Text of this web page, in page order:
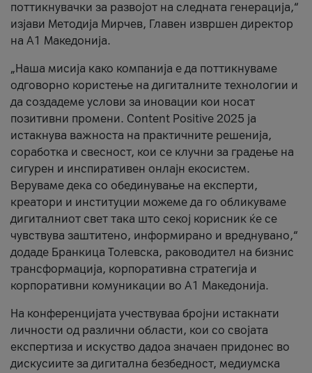
поттикнувачки за развојот на следната генерација,“
изјави Методија Мирчев, Главен извршен директор
на А1 Македонија.
„Наша мисија како компанија е да поттикнуваме
одговорно користење на дигиталните технологии и
да создадеме услови за иновации кои носат
позитивни промени. Content Positive 2025 ја
истакнува важноста на практичните решенија,
соработка и свесност, кои се клучни за градење на
сигурен и инспиративен онлајн екосистем.
Веруваме дека со обединување на експерти,
креатори и институции можеме да го обликуваме
дигиталниот свет така што секој корисник ќе се
чувствува заштитено, информирано и вреднувано,“
додаде Бранкица Толевска, раководител на бизнис
трансформација, корпоративна стратегија и
корпоративни комуникации во А1 Македонија.
На конференцијата учествуваа бројни истакнати
личности од различни области, кои со својата
експертиза и искуство дадоа значаен придонес во
дискусиите за дигитална безбедност, медиумска